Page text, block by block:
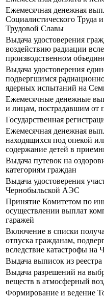
Ежемесячная денежная
Социалистического Труда
Трудовой Славы
Выдача удостоверения
воздействию радиации
производственном
Выдача удостоверения
подвергшимся
ядерных испытаний на
Ежемесячные денежные
и лицам, пострадавшим от
Государственная
Ежемесячная денежная
находящихся под опекой
содержание детей в
Выдача путевок на
категориям граждан
Выдача удостоверения
Чернобыльской АЭС
Принятие Комитетом по
осуществлении выплат
гаражей
Включение в списки
отпуска гражданам,
вследствие катастрофы
Выдача выписок из
Выдача разрешений на
веществ в атмосферный
Формирование и ведение